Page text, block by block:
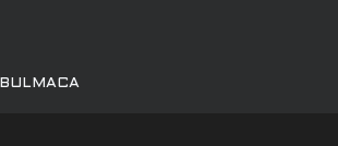
BULMACA